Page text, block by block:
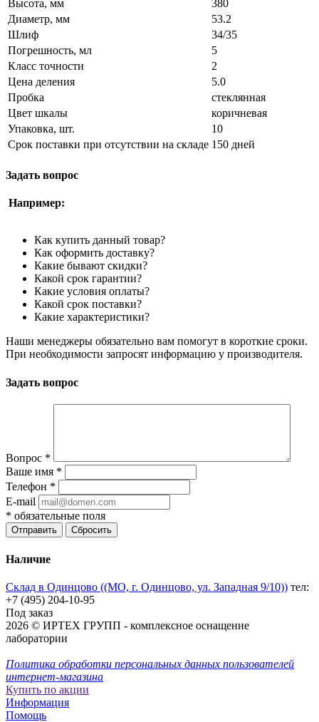
Высота, мм
380
Диаметр, мм
53.2
Шлиф
34/35
Погрешность, мл
5
Класс точности
2
Цена деления
5.0
Пробка
стеклянная
Цвет шкалы
коричневая
Упаковка, шт.
10
Срок поставки при отсутствии на складе 150 дней
Задать вопрос
Например:
Как купить данный товар?
Как оформить доставку?
Какие бывают скидки?
Какой срок гарантии?
Какие условия оплаты?
Какой срок поставки?
Какие характеристики?
Наши менеджеры обязательно вам помогут в короткие сроки.
При необходимости запросят информацию у производителя.
Задать вопрос
Вопрос *
Ваше имя *
Телефон *
E-mail
* обязательные поля
Отправить Сбросить
Наличие
Склад в Одинцово ((МО, г. Одинцово, ул. Западная 9/10)) тел:
+7 (495) 204-10-95
Под заказ
2026 © ИРТЕХ ГРУПП - комплексное оснащение
лаборатории
Политика обработки персональных данных пользователей
интернет-магазина
Купить по акции
Информация
Помощь